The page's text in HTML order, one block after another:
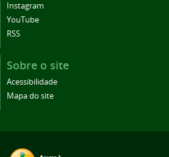
Instagram
YouTube
RSS
Sobre o site
Acessibilidade
Mapa do site